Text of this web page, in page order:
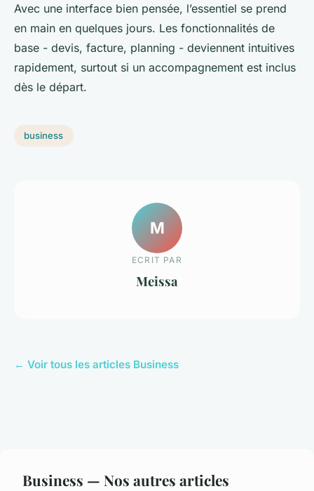
Avec une interface bien pensée, l’essentiel se prend
en main en quelques jours. Les fonctionnalités de
base - devis, facture, planning - deviennent intuitives
rapidement, surtout si un accompagnement est inclus
dès le départ.
business
M
ECRIT PAR
Meissa
← Voir tous les articles Business
Business — Nos autres articles